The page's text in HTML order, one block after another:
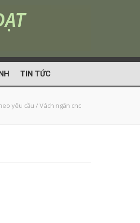
TIN TỨC
yêu cầu /Vách ngăn cnc